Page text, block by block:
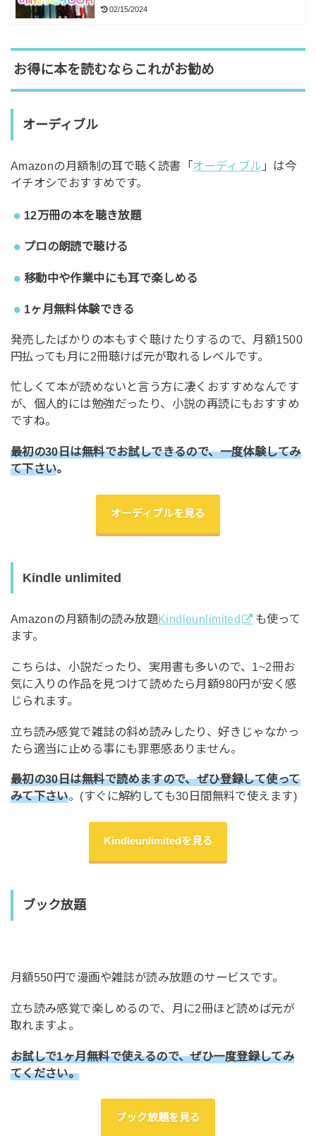
02/15/2024
お得に本を読むならこれがお勧め
オーディブル
Amazonの月額制の耳で聴く読書「オーディブル 」は今
イチオシでおすすめです。
12万冊の本を聴き放題
プロの朗読で聴ける
移動中や作業中にも耳で楽しめる
1ヶ月無料体験できる
発売したばかりの本もすぐ聴けたりするので、月額1500
円払っても月に2冊聴けば元が取れるレベルです。
忙しくて本が読めないと言う方に凄くおすすめなんです
が、個人的には勉強だったり、小説の再読にもおすすめ
ですね。
最初の30日は無料でお試しできるので、一度体験してみ
て下さい。
オーディブルを見る
Kindle unlimited
Amazonの月額制の読み放題Kindleunlimited
も使って
ます。
こちらは、小説だったり、実用書も多いので、1~2冊お
気に入りの作品を見つけて読めたら月額980円が安く感
じられます。
立ち読み感覚で雑誌の斜め読みしたり、好きじゃなかっ
たら適当に止める事にも罪悪感ありません。
最初の30日は無料で読めますので、ぜひ登録して使って
みて下さい。(すぐに解約しても30日間無料で使えます)
Kindleunlimitedを見る
ブック放題
月額550円で漫画や雑誌が読み放題のサービスです。
立ち読み感覚で楽しめるので、月に2冊ほど読めば元が
取れますよ。
お試しで1ヶ月無料で使えるので、ぜひ一度登録してみ
てください。
ブック放題を見る